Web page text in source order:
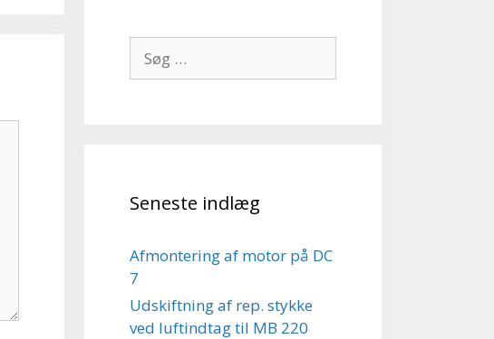
efter:
Seneste indlæg
Afmontering af motor på DC
7
Udskiftning af rep. stykke
ved luftindtag til MB 220